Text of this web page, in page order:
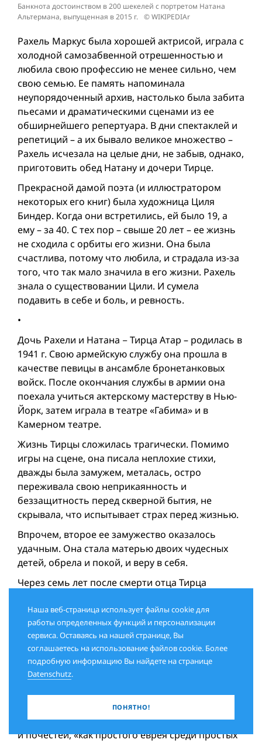
Банкнота достоинством в 200 шекелей с портретом Натана
Альтермана, выпущенная в 2015 г. © WIKIPEDIAr
Рахель Маркус была хорошей актрисой, играла с
холодной самозабвенной отрешенностью и
любила свою профессию не менее сильно, чем
свою семью. Ее память напоминала
неупорядоченный архив, настолько была забита
пьесами и драматическими сценами из ее
обширнейшего репертуара. В дни спектаклей и
репетиций – а их бывало великое множество –
Рахель исчезала на целые дни, не забыв, однако,
приготовить обед Натану и дочери Тирце.
Прекрасной дамой поэта (и иллюстратором
некоторых его книг) была художница Циля
Биндер. Когда они встретились, ей было 19, а
ему – за 40. С тех пор – свыше 20 лет – ее жизнь
не сходила с орбиты его жизни. Она была
счастлива, потому что любила, и страдала из-за
того, что так мало значила в его жизни. Рахель
знала о существовании Цили. И сумела
подавить в себе и боль, и ревность.
•
Дочь Рахели и Натана − Тирца Атар – родилась в
1941 г. Свою армейскую службу она прошла в
качестве певицы в ансамбле бронетанковых
войск. После окончания службы в армии она
поехала учиться актерскому мастерству в Нью-
Йорк, затем играла в театре «Габима» и в
Камерном театре.
Жизнь Тирцы сложилась трагически. Помимо
игры на сцене, она писала неплохие стихи,
дважды была замужем, металась, остро
переживала свою неприкаянность и
беззащитность перед скверной бытия, не
скрывала, что испытывает страх перед жизнью.
Впрочем, второе ее замужество оказалось
удачным. Она стала матерью двоих чудесных
детей, обрела и покой, и веру в себя.
Через семь лет после смерти отца Тирца
(возможно, покончив жизнь самоубийством).
17 марта 1970 г. Натан Альтерман лег в
больницу на операцию по поводу язвы желудка.
После операции он не пришел в сознание.
Рахель и Тирца не отходили от его постели.
Натан Альтерман умер 28 марта 1970 г. В своем
завещании он просил похоронить его без речей
и почестей, «как простого еврея среди простых
Наша веб-страница использует файлы cookie для
работы определенных функций и персонализации
сервиса. Оставаясь на нашей странице, Вы
соглашаетесь на использование файлов cookie. Более
подробную информацию Вы найдете на странице
Datenschutz.
ПОНЯТНО!